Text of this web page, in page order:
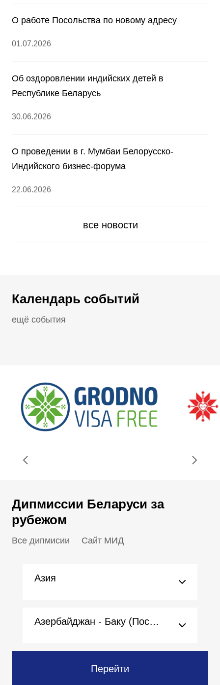
О работе Посольства по новому адресу
01.07.2026
Об оздоровлении индийских детей в
Республике Беларусь
30.06.2026
О проведении в г. Мумбаи Белорусско-
Индийского бизнес-форума
22.06.2026
все новости
Календарь событий
ещё события
Дипмиссии Беларуси за
рубежом
Все дипмисии Сайт МИД
Азия
Азербайджан - Баку (Посольство)
Перейти